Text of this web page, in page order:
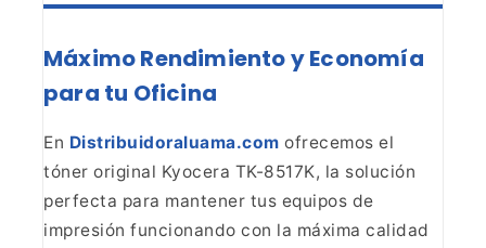
Máximo Rendimiento y Economía
para tu Oficina
En Distribuidoraluama.com ofrecemos el
tóner original Kyocera TK-8517K, la solución
perfecta para mantener tus equipos de
impresión funcionando con la máxima calidad